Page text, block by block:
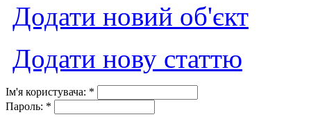
Додати новий об'єкт
Додати нову статтю
Ім'я користувача: *
Пароль: *